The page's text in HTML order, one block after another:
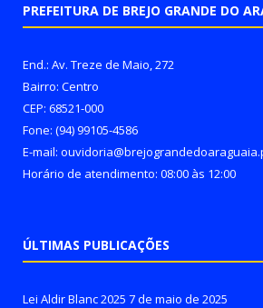
PREFEITURA DE BREJO GRANDE DO
End.: Av. Treze de Maio, 272
Bairro: Centro
CEP: 68521-000
Fone: (94) 99105-4586
E-mail:
Horário de atendimento: 08:00 às 12:00
ÚLTIMAS PUBLICAÇÕES
Lei Aldir Blanc 2025 7 de maio de 2025